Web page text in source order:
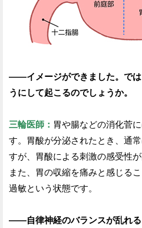
——イメージができました。では
うにして起こるのでしょうか。
三輪医師： 胃や腸などの消化菅
す。胃酸が分泌されたとき、通
すが、胃酸による刺激の感受性
また、胃の収縮を痛みと感じる
過敏という状態です。
——自律神経のバランスが乱れる